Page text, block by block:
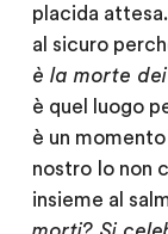
placida
al sicuro
è la morte
è quel luogo
è un
nostro Io non
insieme al